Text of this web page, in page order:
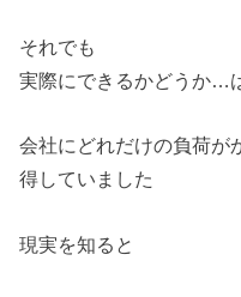
それでも
実際にできるかどうか…
会社にどれだけの負荷が
得していました
現実を知ると